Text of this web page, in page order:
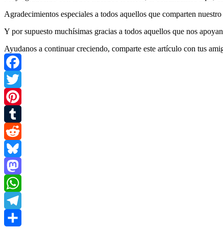
Agradecimientos especiales a todos aquellos que comparten
Y por supuesto muchísimas gracias a todos aquellos que nos
Ayudanos a continuar creciendo, comparte este artículo con tus
Facebook
Twitter
Pinterest
Tumblr
Reddit
Bluesky
Mastodon
WhatsApp
Telegram